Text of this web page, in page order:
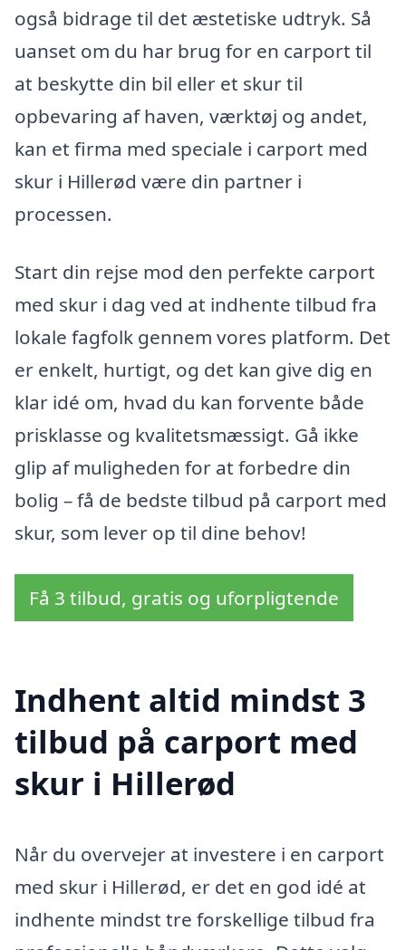
også bidrage til det æstetiske udtryk. Så
uanset om du har brug for en carport til
at beskytte din bil eller et skur til
opbevaring af haven, værktøj og andet,
kan et firma med speciale i carport med
skur i Hillerød være din partner i
processen.
Start din rejse mod den perfekte carport
med skur i dag ved at indhente tilbud fra
lokale fagfolk gennem vores platform. Det
er enkelt, hurtigt, og det kan give dig en
klar idé om, hvad du kan forvente både
prisklasse og kvalitetsmæssigt. Gå ikke
glip af muligheden for at forbedre din
bolig – få de bedste tilbud på carport med
skur, som lever op til dine behov!
Få 3 tilbud, gratis og uforpligtende
Indhent altid mindst 3
tilbud på carport med
skur i Hillerød
Når du overvejer at investere i en carport
med skur i Hillerød, er det en god idé at
indhente mindst tre forskellige tilbud fra